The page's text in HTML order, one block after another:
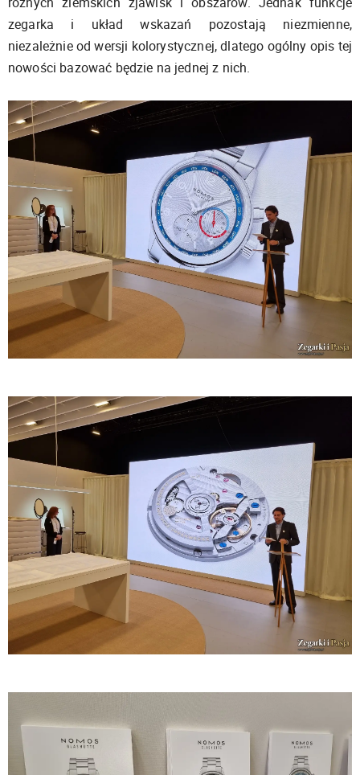
zegarka i układ wskazań pozostają niezmienne,
niezależnie od wersji kolorystycznej, dlatego ogólny opis tej
nowości bazować będzie na jednej z nich.